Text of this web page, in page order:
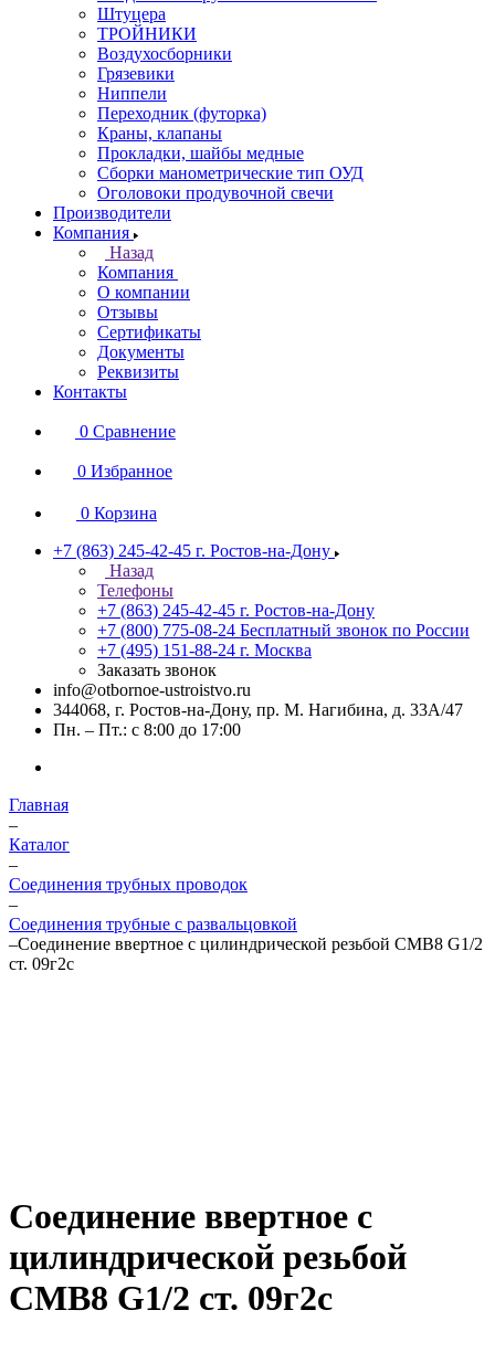
Штуцера
ТРОЙНИКИ
Воздухосборники
Грязевики
Ниппели
Переходник (футорка)
Краны, клапаны
Прокладки, шайбы медные
Сборки манометрические тип ОУД
Оголовоки продувочной свечи
Производители
Компания
Назад
Компания
О компании
Отзывы
Сертификаты
Документы
Реквизиты
Контакты
0 Сравнение
0 Избранное
0 Корзина
+7 (863) 245-42-45 г. Ростов-на-Дону
Назад
Телефоны
+7 (863) 245-42-45 г. Ростов-на-Дону
+7 (800) 775-08-24 Бесплатный звонок по России
+7 (495) 151-88-24 г. Москва
Заказать звонок
info@otbornoe-ustroistvo.ru
344068, г. Ростов-на-Дону, пр. М. Нагибина, д. 33А/47
Пн. – Пт.: с 8:00 до 17:00
Главная
–
Каталог
–
Соединения трубных проводок
–
Соединения трубные с развальцовкой
–Соединение ввертное с цилиндрической резьбой СМВ8 G1/2
ст. 09г2с
Соединение ввертное с
цилиндрической резьбой
СМВ8 G1/2 ст. 09г2с